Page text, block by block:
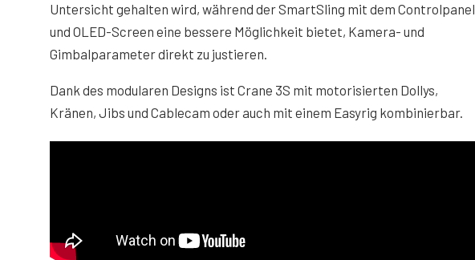
Untersicht gehalten wird, während der SmartSling mit dem Controlpanel
und OLED-Screen eine bessere Möglichkeit bietet, Kamera- und
Gimbalparameter direkt zu justieren.
Dank des modularen Designs ist Crane 3S mit motorisierten Dollys,
Kränen, Jibs und Cablecam oder auch mit einem Easyrig kombinierbar.